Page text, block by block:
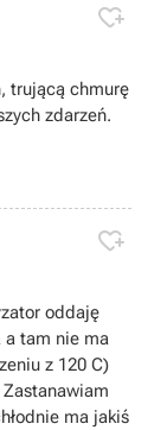

trującą chmurę
zdarzeń.

oddaję
a tam nie ma
ma jakiś